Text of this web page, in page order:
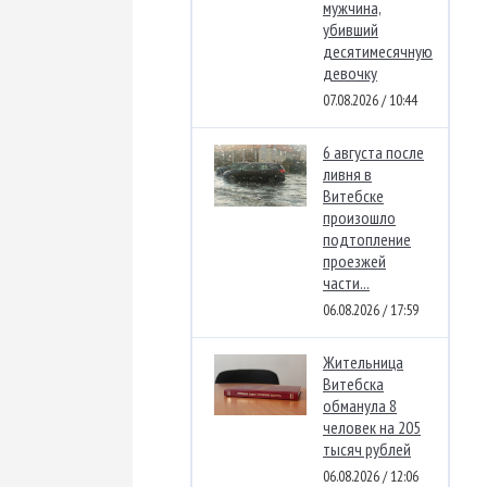
мужчина,
убивший
десятимесячную
девочку
07.08.2026 / 10:44
6 августа после
ливня в
Витебске
произошло
подтопление
проезжей
части...
06.08.2026 / 17:59
Жительница
Витебска
обманула 8
человек на 205
тысяч рублей
06.08.2026 / 12:06